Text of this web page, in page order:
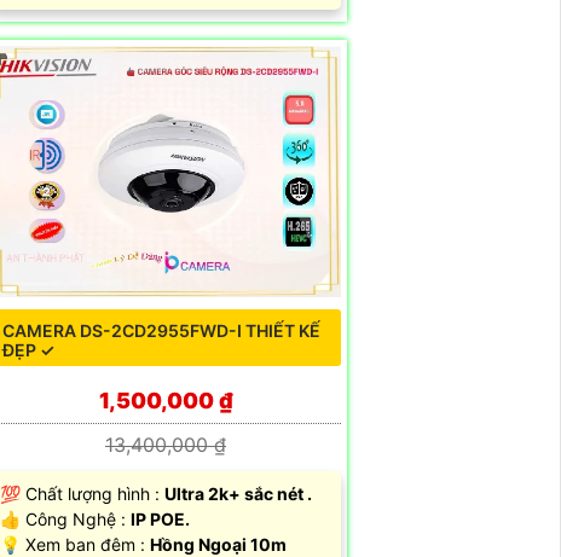
CAMERA DS-2CD2955FWD-I THIẾT KẾ
ĐẸP ✓
1,500,000 ₫
13,400,000 ₫
💯 Chất lượng hình : Ultra 2k+ sắc nét .
👍 Công Nghệ : IP POE.
💡 Xem ban đêm : Hồng Ngoại 10m